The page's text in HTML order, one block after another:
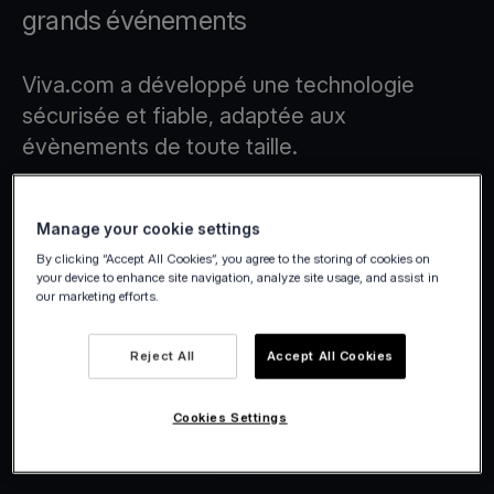
grands événements
Viva.com a développé une technologie
sécurisée et fiable, adaptée aux
évènements de toute taille.
2025
Manage your cookie settings
By clicking “Accept All Cookies”, you agree to the storing of cookies on
your device to enhance site navigation, analyze site usage, and assist in
our marketing efforts.
Reject All Accept All Cookies
Cookies Settings